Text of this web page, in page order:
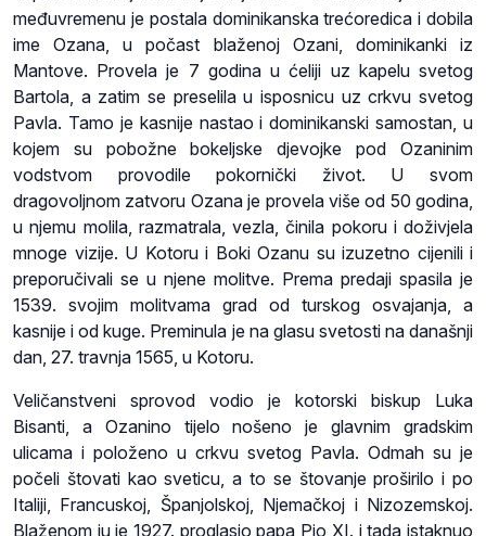
međuvremenu je postala dominikanska trećoredica i dobila
ime Ozana, u počast blaženoj Ozani, dominikanki iz
Mantove. Provela je 7 godina u ćeliji uz kapelu svetog
Bartola, a zatim se preselila u isposnicu uz crkvu svetog
Pavla. Tamo je kasnije nastao i dominikanski samostan, u
kojem su pobožne bokeljske djevojke pod Ozaninim
vodstvom provodile pokornički život. U svom
dragovoljnom zatvoru Ozana je provela više od 50 godina,
u njemu molila, razmatrala, vezla, činila pokoru i doživjela
mnoge vizije. U Kotoru i Boki Ozanu su izuzetno cijenili i
preporučivali se u njene molitve. Prema predaji spasila je
1539. svojim molitvama grad od turskog osvajanja, a
kasnije i od kuge. Preminula je na glasu svetosti na današnji
dan, 27. travnja 1565, u Kotoru.
Veličanstveni sprovod vodio je kotorski biskup Luka
Bisanti, a Ozanino tijelo nošeno je glavnim gradskim
ulicama i položeno u crkvu svetog Pavla. Odmah su je
počeli štovati kao sveticu, a to se štovanje proširilo i po
Italiji, Francuskoj, Španjolskoj, Njemačkoj i Nizozemskoj.
Blaženom ju je 1927. proglasio papa Pio XI. i tada istaknuo